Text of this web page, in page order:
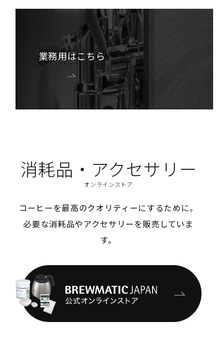
業務用はこちら
消耗品・アクセサリー
オンラインストア
コーヒーを最高のクオリティーにするために。
必要な消耗品やアクセサリーを販売していま
す。